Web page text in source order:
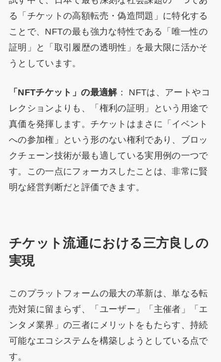
る「チケットの高額転売・偽造問題」に特化する
ことで、NFTの最も強力な特性である「唯一性の
証明」と「取引履歴の透明性」を最大限に活かそ
うとしています。
「NFTチケット」の最適解： NFTは、アートやコ
レクションよりも、「権利の証明」という用途で
真価を発揮します。チケットはまさに「イベント
への参加権」という形のない権利であり、ブロッ
クチェーン技術が最も適している実用例の一つで
す。この一点にフォーカスしたことは、非常に賢
明な経営判断だと評価できます。
チケット流通における三方良しの
実現
このプラットフォームの最大の革新は、単なる転
売対策に留まらず、「ユーザー」「主催者」「エ
ンタメ業界」の三者にメリットをもたらす、持続
可能なエコシステムを構築しようとしている点で
す。